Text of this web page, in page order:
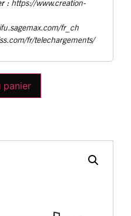
: https://www.creation-
fr_ch
fr/telechargements/
panier